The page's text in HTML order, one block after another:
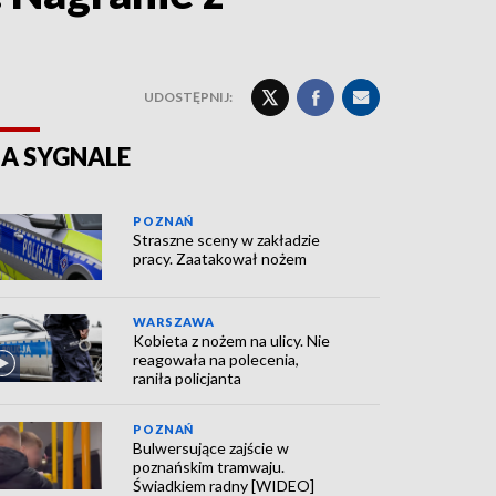
UDOSTĘPNIJ:
SYGNALE
POZNAŃ
Straszne sceny w zakładzie
pracy. Zaatakował nożem
WARSZAWA
Kobieta z nożem na ulicy. Nie
reagowała na polecenia,
raniła policjanta
POZNAŃ
Bulwersujące zajście w
poznańskim tramwaju.
Świadkiem radny [WIDEO]